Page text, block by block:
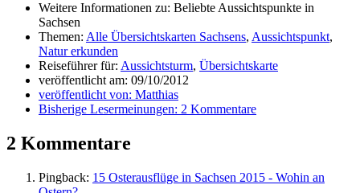
Weitere Informationen zu: Beliebte Aussichtspunkte in
Sachsen
Themen: Alle Übersichtskarten Sachsens, Aussichtspunkt,
Natur erkunden
Reiseführer für: Aussichtsturm, Übersichtskarte
veröffentlicht am: 09/10/2012
veröffentlicht von: Matthias
Bisherige Lesermeinungen: 2 Kommentare
2 Kommentare
Pingback: 15 Osterausflüge in Sachsen 2015 - Wohin an